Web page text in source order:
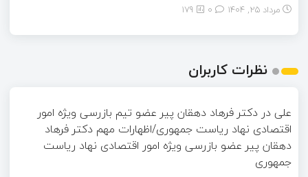
مرداد ۲۵, ۱۴۰۴ 179
نظرات کاربران
علیدر دکتر فرهاد دهقان پیر عضو تيم بازرسی ويژه امور
اقتصادی نهاد رياست جمهوری/اظهارات مهم دکتر فرهاد
دهقان پیر عضو بازرسی ویژه امور اقتصادی نهاد ریاست
جمهوری